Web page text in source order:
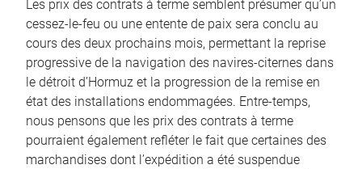
Les prix des contrats à terme semblent présumer qu’un
cessez-le-feu ou une entente de paix sera conclu au
cours des deux prochains mois, permettant la reprise
progressive de la navigation des navires-citernes dans
le détroit d’Hormuz et la progression de la remise en
état des installations endommagées. Entre-temps,
nous pensons que les prix des contrats à terme
pourraient également refléter le fait que certaines des
marchandises dont l’expédition a été suspendue